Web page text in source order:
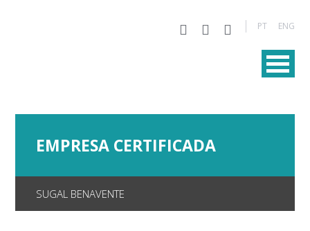
PT ENG
EMPRESA CERTIFICADA
SUGAL BENAVENTE